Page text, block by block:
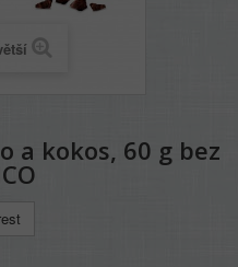
a kokos, 60 g bez